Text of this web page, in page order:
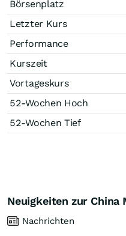
Börsenplatz
Letzter Kurs
Performance
Kurszeit
Vortageskurs
52-Wochen Hoch
52-Wochen Tief
Neuigkeiten zur China
Nachrichten